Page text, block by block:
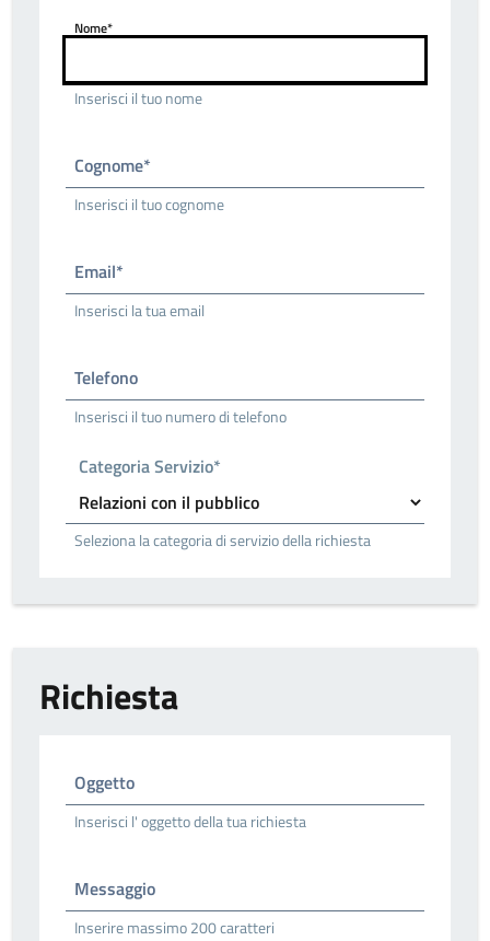
Nome*
Inserisci il tuo nome
Cognome*
Inserisci il tuo cognome
Email*
Inserisci la tua email
Telefono
Inserisci il tuo numero di telefono
Categoria Servizio*
Seleziona la categoria di servizio della richiesta
Richiesta
Oggetto
Inserisci l' oggetto della tua richiesta
Messaggio
Inserire massimo 200 caratteri